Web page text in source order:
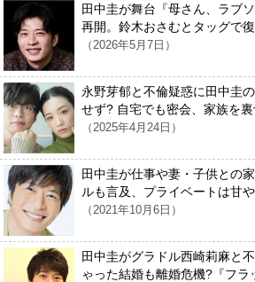
田中圭が舞台『母さん、ラブ
再開。鈴木おさむとタッグで
（2026年5月7日）
永野芽郁と不倫疑惑に田中圭
せず? 自宅でも密会、家族を
（2025年4月24日）
田中圭が仕事や妻・子供との
ルも言及、プライベートは甘
（2021年10月6日）
田中圭がグラドル西崎莉麻と
ゃった結婚も離婚危機?『フ